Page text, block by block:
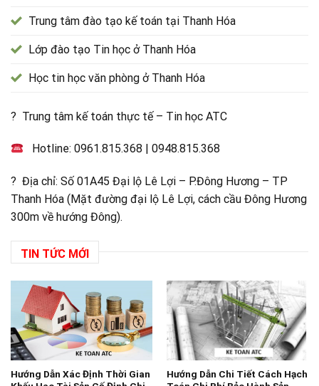
Trung tâm đào tạo kế toán tại Thanh Hóa
Lớp đào tạo Tin học ở Thanh Hóa
Học tin học văn phòng ở Thanh Hóa
? Trung tâm kế toán thực tế – Tin học ATC
Hotline:0961.815.368 |0948.815.368
? Địa chỉ: Số 01A45 Đại lộ Lê Lợi – P.Đông Hương – TP
Thanh Hóa (Mặt đường đại lộ Lê Lợi, cách cầu Đông Hương
300m về hướng Đông).
TIN TỨC MỚI
Hướng Dẫn Xác Định Thời Gian
Hướng Dẫn Chi Tiết Cách Hạch